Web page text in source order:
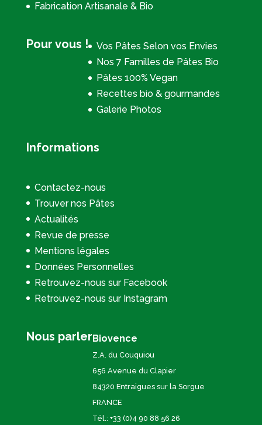
Fabrication Artisanale & Bio
Pour vous !
Vos Pâtes Selon vos Envies
Nos 7 Familles de Pâtes Bio
Pâtes 100% Vegan
Recettes bio & gourmandes
Galerie Photos
Informations
Contactez-nous
Trouver nos Pâtes
Actualités
Revue de presse
Mentions légales
Données Personnelles
Retrouvez-nous sur Facebook
Retrouvez-nous sur Instagram
Nous parlerBiovence
Z.A. du Couquiou
656 Avenue du Clapier
84320 Entraigues sur la Sorgue
FRANCE
Tél.: +33 (0)4 90 88 56 26